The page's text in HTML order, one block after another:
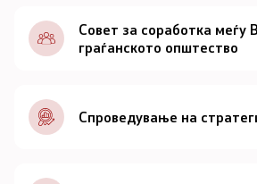
Документи
Совет
За советот
Совет за соработка меѓу
граѓанското општество
Спроведување на